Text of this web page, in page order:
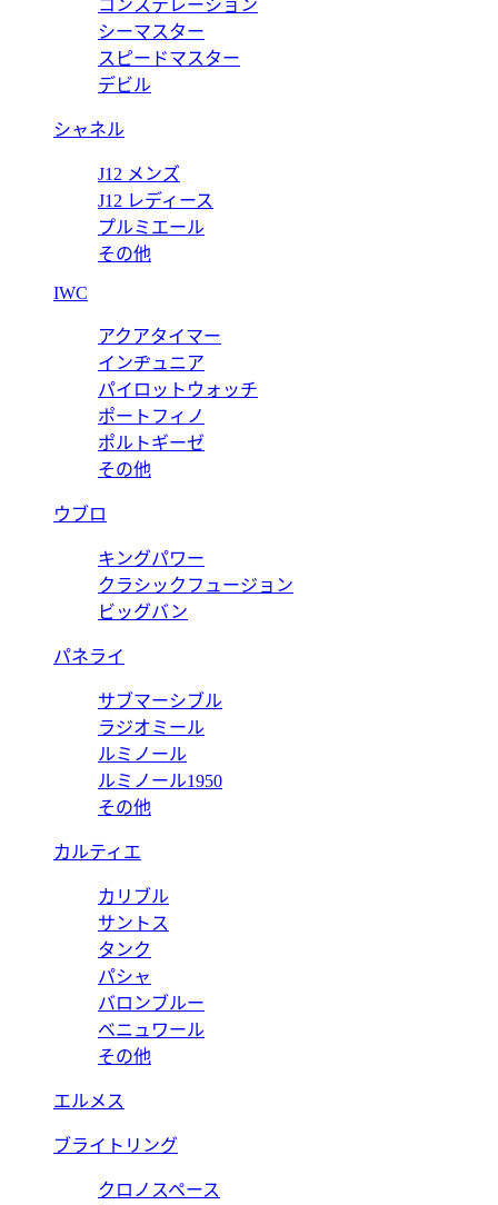
ンショルダー バックパック FFジャカードファブリック バ
コンステレーション
シーマスター
スピードマスター
デビル
シャネル
J12 メンズ
J12 レディース
プルミエール
その他
IWC
アクアタイマー
インヂュニア
パイロットウォッチ
ポートフィノ
ポルトギーゼ
その他
ウブロ
キングパワー
クラシックフュージョン
ビッグバン
パネライ
サブマーシブル
ラジオミール
ルミノール
ルミノール1950
その他
カルティエ
カリブル
サントス
タンク
パシャ
バロンブルー
ベニュワール
その他
エルメス
ブライトリング
クロノスペース